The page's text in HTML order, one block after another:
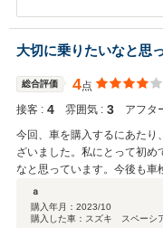
ﾝﾃﾅﾝｽもお待ちしており
くお願いいたします。
大切に乗りたいなと思
総合評価 4点
接客 : 4 雰囲気 : 3 アフタ
今回、車を購入するにあたり
ざいました。私にとって初
なと思っています。今後も車
お願いします。
ａ
購入年月： 2023/10
購入した車：スズキ スペーシ